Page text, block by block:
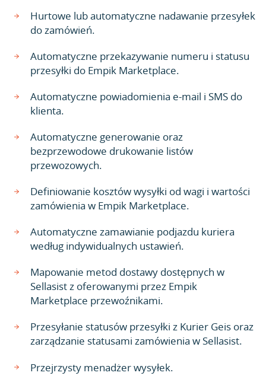
Hurtowe lub automatyczne nadawanie przesyłek
do zamówień.
Automatyczne przekazywanie numeru i statusu
przesyłki do Empik Marketplace.
Automatyczne powiadomienia e-mail i SMS do
klienta.
Automatyczne generowanie oraz
bezprzewodowe drukowanie listów
przewozowych.
Definiowanie kosztów wysyłki od wagi i wartości
zamówienia w Empik Marketplace.
Automatyczne zamawianie podjazdu kuriera
według indywidualnych ustawień.
Mapowanie metod dostawy dostępnych w
Sellasist z oferowanymi przez Empik
Marketplace przewoźnikami.
Przesyłanie statusów przesyłki z Kurier Geis oraz
zarządzanie statusami zamówienia w Sellasist.
Przejrzysty menadżer wysyłek.